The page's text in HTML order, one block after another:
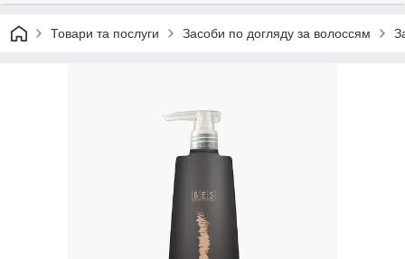
Товари та послуги Засоби по догляду за волоссям